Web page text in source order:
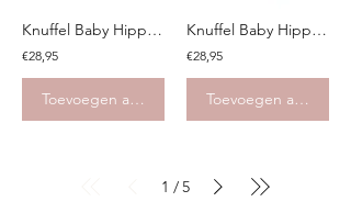
Knuffel Baby Hippo - Geel blauw
€28,95
Toevoegen aan winkelwagen
Knuffel Baby Hippo - Bruin beige
€28,95
Toevoegen aan
1 /5